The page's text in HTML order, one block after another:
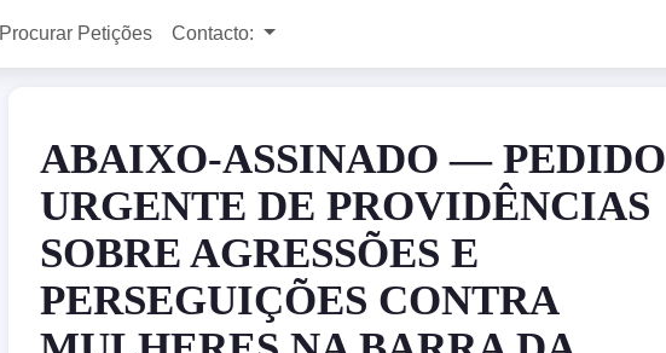
Procurar Petições Contacto:
ABAIXO-ASSINADO — PEDIDO
URGENTE DE PROVIDÊNCIAS
SOBRE AGRESSÕES E
PERSEGUIÇÕES CONTRA